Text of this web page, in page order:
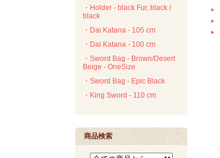
・Holder - black Fur, black /
black
・Dai Katana - 105 cm
・Dai Katana - 100 cm
・Sword Bag - Brown/Desert
Beige - OneSize
・Sword Bag - Epic Black
・King Sword - 110 cm
商品検索